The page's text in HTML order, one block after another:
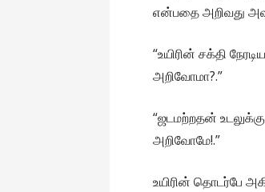
என்பதை அறிவது
“உயிரின் சக்தி
அறிவோமா?.”
“ஜடமற்றதன்
அறிவோமே!.”
உயிரின் தொடர்பே